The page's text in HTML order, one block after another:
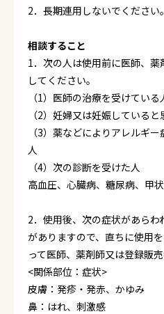
2．長期連用しないでください。
相談すること
1．次の人は使用前に医師、
してください。
（1）医師の治療を受けている
（2）妊婦又は妊娠していると
（3）薬などによりアレルギ
人
（4）次の診断を受けた人
高血圧、心臓病、糖尿病、甲
2．使用後、次の症状があら
がありますので、直ちに使用
って医師、薬剤師又は登録販
<関係部位：症状>
皮膚：発疹・発赤、かゆみ
鼻：はれ、刺激感